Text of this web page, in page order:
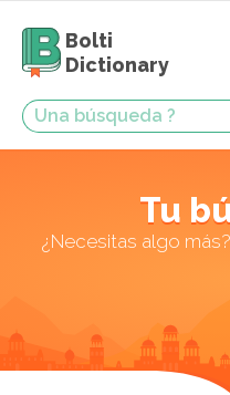
Bolti
Dictionary
Tu
¿Necesitas algo